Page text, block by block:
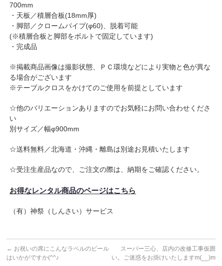
700mm
・天板／積層合板(18mm厚)
・脚部／クロームパイプ(φ60)、脱着可能
(※積層合板と脚部をボルトで固定しています)
・完成品
※掲載商品画像は撮影状態、ＰＣ環境などにより実物と色が異な
る場合がございます
※テーブルクロスをかけてのご使用を前提としています
☆他のバリエーションありますのでお気軽にお問い合わせくださ
い
別サイズ／幅φ900mm
☆送料無料／北海道・沖縄・離島は別途お見積いたします
☆受注生産品なので、ご注文の際は、納期をご確認ください。
お得なレンタル商品のページはこちら
（有）神祭（しんさい）サービス
← お祝いの席にこんなラベルのビール
はいかがですか(^^♪
スーパー三心、店内の改修工事仮囲
い。ご迷惑をお掛けいたしますm(__)m